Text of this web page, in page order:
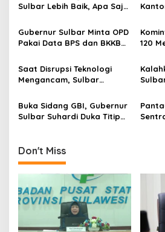
i
g
a
t
i
o
n
Sulbar Lebih Baik, Apa Saja
Suhardi Duka?
Kerja
Gubernur Sulbar Minta OPD
Pakai Data BPS dan BKKBN
Penurunan Stunting
120
Data
Saat Disrupsi Teknologi
Mengancam, Sulbar
Sebagai Penyaring
Buka Sidang GBI, Gubernur
Sulbar Suhardi Duka Titip
Don't Miss